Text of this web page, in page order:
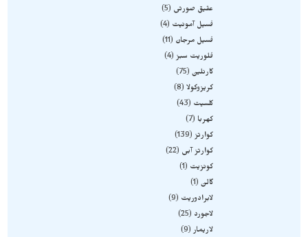
عقیق صورتی
5
فسیل آمونیت
4
فسیل مرجان
11
فلوریت سبز 4
کارنلین 75
کریزوکولا
8
کلسیت
43
کهربا
7
کوارتز 139
کوارتز آبی
22
کونزیت
1
گالن 1
لابرادوریت
9
لاجورد
25
لاریمار 9